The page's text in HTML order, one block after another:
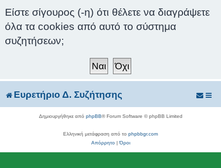
Είστε σίγουρος (-η) ότι θέλετε να διαγράψετε
όλα τα cookies από αυτό το σύστημα
συζητήσεων;
Ευρετήριο Δ. Συζήτησης
Δημιουργήθηκε από phpBB® Forum Software © phpBB Limited
Ελληνική μετάφραση από το phpbbgr.com
Απόρρητο|Όροι